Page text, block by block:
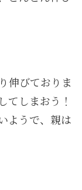
伸びておりま
てしまおう！
ようで、親は